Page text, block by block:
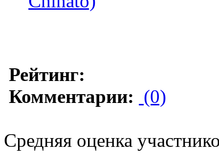
Рейтинг:
Комментарии: (0)
Средняя оценка